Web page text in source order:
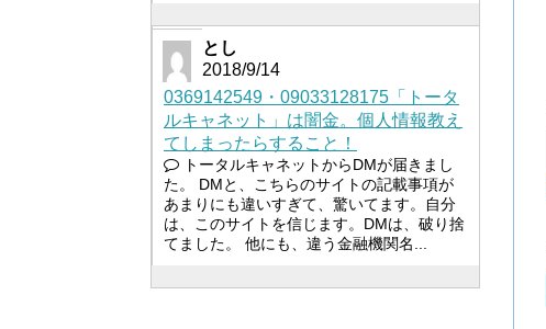
とし
2018/9/14
0369142549・09033128175「トータ
ルキャネット」は闇金。個人情報教え
てしまったらすること！
トータルキャネットからDMが届きまし
た。 DMと、こちらのサイトの記載事項が
あまりにも違いすぎて、驚いてます。自分
は、このサイトを信じます。DMは、破り捨
てました。 他にも、違う金融機関名...